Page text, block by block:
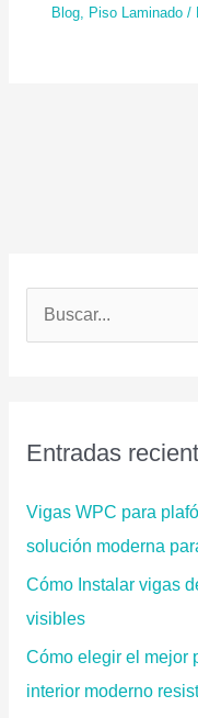
Blog Piso Laminado /
u
p
o
r
Entradas
Vigas WPC para
solución moderna
Cómo Instalar vigas
visibles
Cómo elegir el mejor
interior moderno